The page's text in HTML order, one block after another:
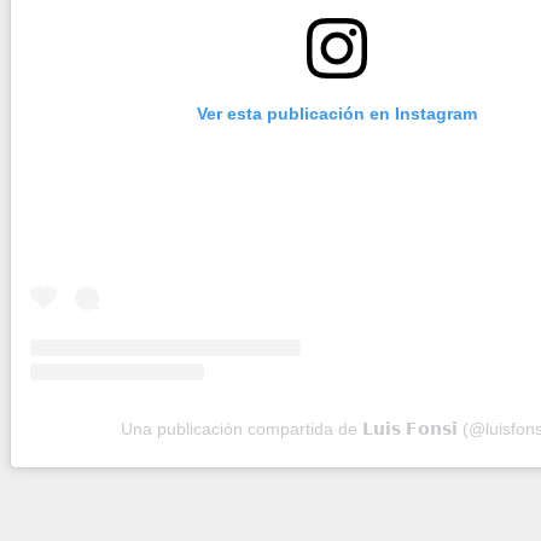
Ver esta publicación en Instagram
Una publicación compartida de 𝗟𝘂𝗶𝘀 𝗙𝗼𝗻𝘀𝗶